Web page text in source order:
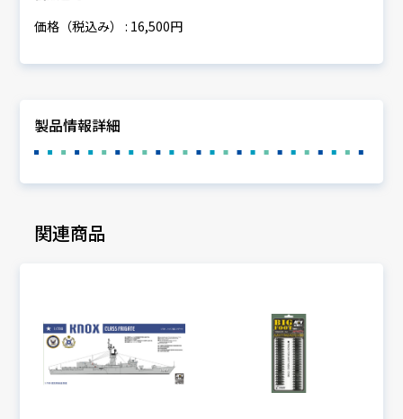
価格（税込み） : 16,500円
製品情報詳細
関連商品